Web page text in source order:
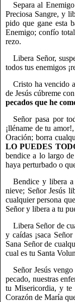
Separa al
Preciosa Sangre, y
pido que gane esta
Enemigo; confío
rezo.
Libera Señor,
todos tus enemigos
Cristo ha vencido
de Jesús cúbreme
pecados que he
Señor pasa por
¡lléname de tu
Oración; borra
LO PUEDES
bendice a lo largo
haya perturbado o
Bendice y libera a
nieve; Señor Jesús
cualquier persona
Señor y libera a tu
Libera Señor de
y caídas ¡saca
Sana Señor de
cual es tu Santa
Señor Jesús
pecado, nuestras
tu Misericordia, y te
Corazón de María